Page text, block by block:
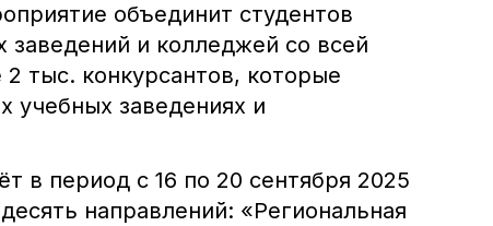
объединит студентов
заведений и колледжей со всей
тыс. конкурсантов, которые
учебных заведениях и
в период с 16 по 20 сентября 2025
направлений: «Региональная